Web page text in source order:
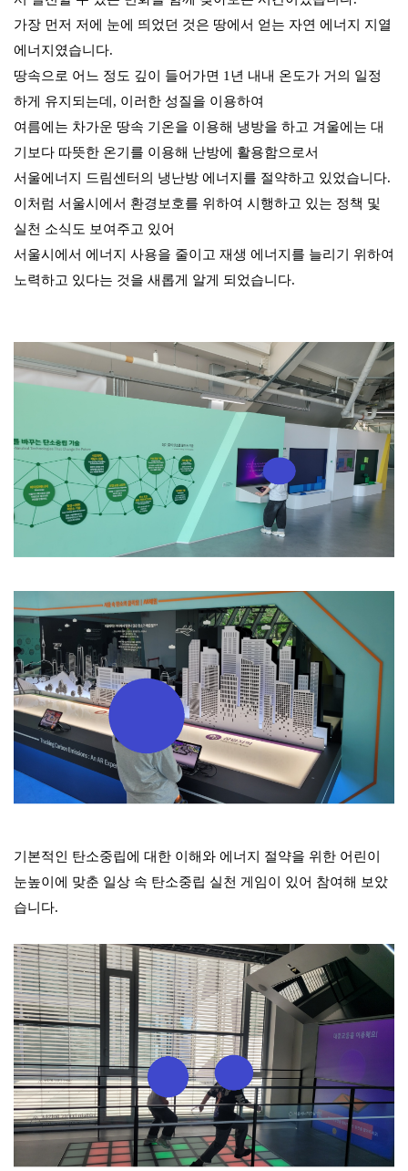
가장 먼저 저에 눈에 띄었던 것은 땅에서 얻는 자연 에너지 지열
에너지였습니다.
땅속으로 어느 정도 깊이 들어가면 1년 내내 온도가 거의 일정
하게 유지되는데, 이러한 성질을 이용하여
여름에는 차가운 땅속 기온을 이용해 냉방을 하고 겨울에는 대
기보다 따뜻한 온기를 이용해 난방에 활용함으로서
서울에너지 드림센터의 냉난방 에너지를 절약하고 있었습니다.
이처럼 서울시에서 환경보호를 위하여 시행하고 있는 정책 및
실천 소식도 보여주고 있어
서울시에서 에너지 사용을 줄이고 재생 에너지를 늘리기 위하여
노력하고 있다는 것을 새롭게 알게 되었습니다.
기본적인 탄소중립에 대한 이해와 에너지 절약을 위한 어린이
눈높이에 맞춘 일상 속 탄소중립 실천 게임이 있어 참여해 보았
습니다.